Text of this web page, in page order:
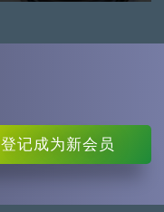
登记成为新会员